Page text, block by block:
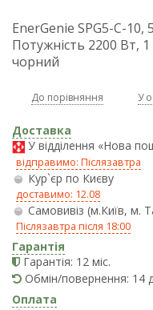
EnerGenie SPG5-C-10,
Потужність 2200 Вт,
чорний
До порівняння У
Доставка
У відділення «Нова
відправимо: Післязавтра
Кур`єр по Києву
доставимо: 12.08
Самовивіз (м.Київ, м.
Післязавтра після 18:00
Гарантія
Гарантія: 12 міс.
Обмін/повернення: 14
Оплата